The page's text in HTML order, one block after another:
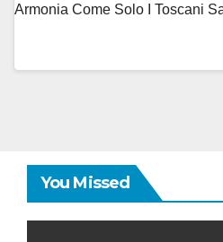
Armonia Come Solo I Toscani
You Missed